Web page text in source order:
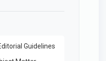
Guidelines